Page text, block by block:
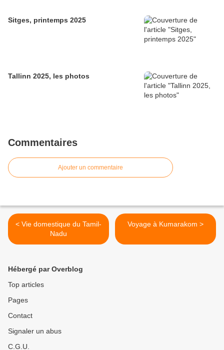
Sitges, printemps 2025
Tallinn 2025, les photos
Commentaires
Ajouter un commentaire
< Vie domestique du Tamil-
Nadu
Voyage à Kumarakom >
Hébergé par Overblog
Top articles
Pages
Contact
Signaler un abus
C.G.U.